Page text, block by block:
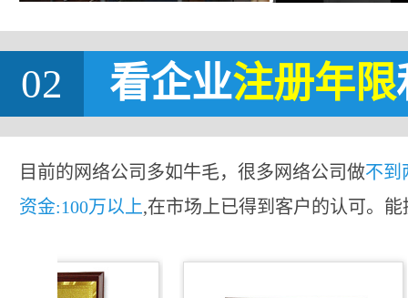
02 看企业注册年限
目前的网络公司多如牛毛，很多网络公司做不到
资金:100万以上,在市场上已得到客户的认可。